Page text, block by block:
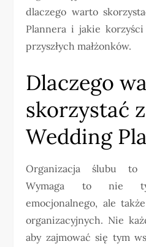
dlaczego warto
Plannera i jakie
przyszłych małżonków.
Dlaczego
skorzystać
Wedding
Organizacja ślubu to
Wymaga to nie
emocjonalnego, ale
organizacyjnych. Nie
aby zajmować się tym